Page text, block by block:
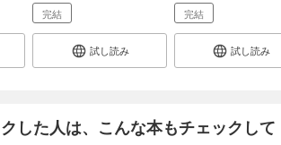
完結
試し読み
完結
試し読み
した人は、こんな本もチェックして